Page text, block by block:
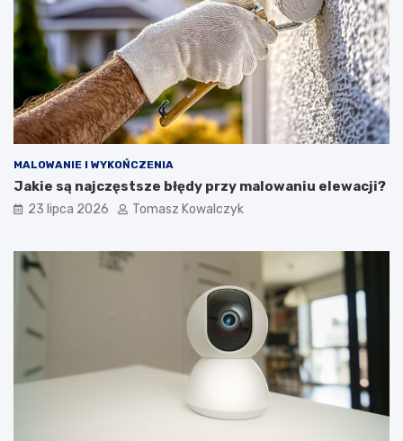
MALOWANIE I WYKOŃCZENIA
Jakie są najczęstsze błędy przy malowaniu elewacji?
23 lipca 2026 Tomasz Kowalczyk